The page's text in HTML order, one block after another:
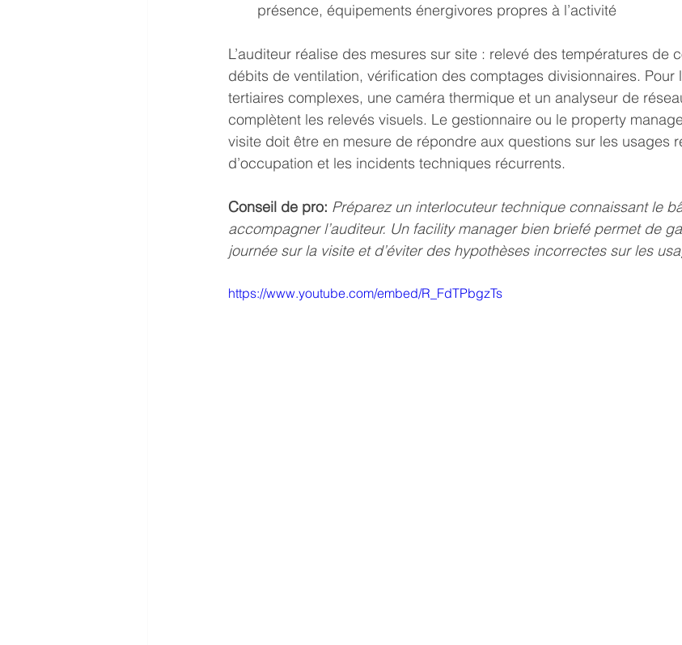
présence, équipements énergivores propres à l’activité
L’auditeur réalise des mesures sur site : relevé des températures de
débits de ventilation, vérification des comptages divisionnaires. Pour
tertiaires complexes, une caméra thermique et un analyseur de
complètent les relevés visuels. Le gestionnaire ou le property
visite doit être en mesure de répondre aux questions sur les usages
d’occupation et les incidents techniques récurrents.
Conseil de pro: Préparez un interlocuteur technique connaissant le
accompagner l’auditeur. Un facility manager bien briefé permet de
journée sur la visite et d’éviter des hypothèses incorrectes sur les
https://www.youtube.com/embed/R_FdTPbgzTs